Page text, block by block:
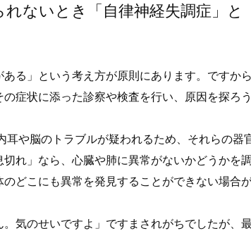
ないとき「自律神経失調症」と
る」という考え方が原則にあります。ですから
症状に添った診察や検査を行い、原因を探ろ
や脳のトラブルが疑われるため、それらの器
れ」なら、心臓や肺に異常がないかどうかを
どこにも異常を発見することができない場合
気のせいですよ」ですまされがちでしたが、